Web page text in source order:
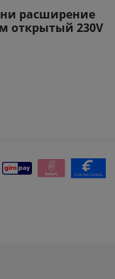
расширение
открытый 230V